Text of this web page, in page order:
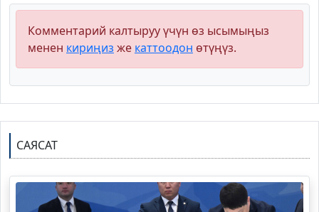
Комментарий калтыруу үчүн өз ысымыңыз
менен кириңиз же каттоодон өтүңүз.
САЯСАТ